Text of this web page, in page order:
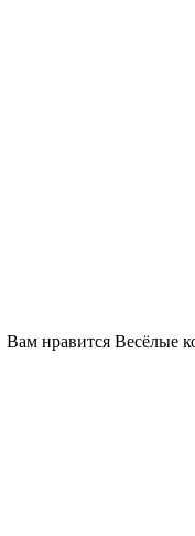
Вам нравится Весёлые